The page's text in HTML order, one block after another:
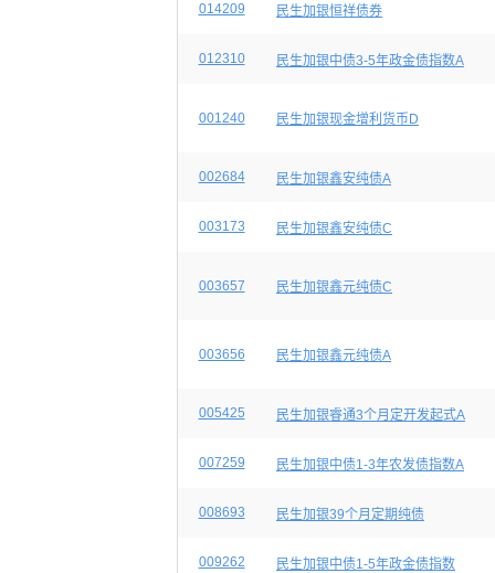
014209 民生加银恒祥债券
012310 民生加银中债3-5年政金债指数A
001240 民生加银现金增利货币D
002684 民生加银鑫安纯债A
003173 民生加银鑫安纯债C
003657 民生加银鑫元纯债C
003656 民生加银鑫元纯债A
005425 民生加银睿通3个月定开发起式A
007259 民生加银中债1-3年农发债指数A
008693 民生加银39个月定期纯债
009262 民生加银中债1-5年政金债指数